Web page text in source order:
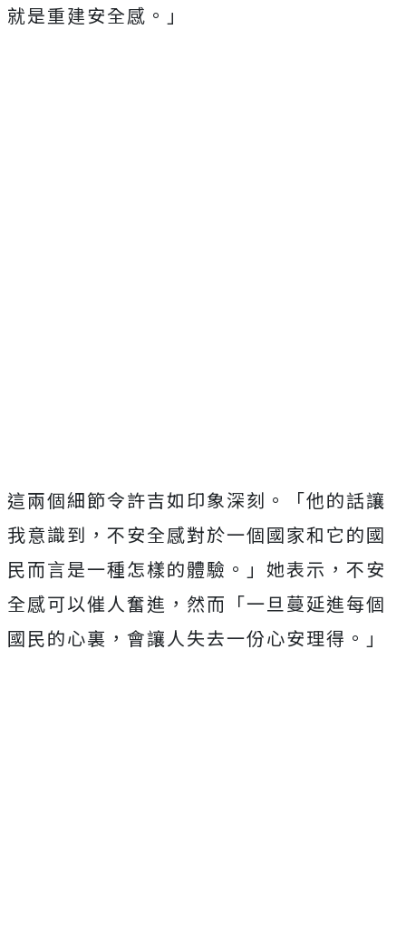
就是重建安全感。」
這兩個細節令許吉如印象深刻。「他的話讓
我意識到，不安全感對於一個國家和它的國
民而言是一種怎樣的體驗。」她表示，不安
全感可以催人奮進，然而「一旦蔓延進每個
國民的心裏，會讓人失去一份心安理得。」